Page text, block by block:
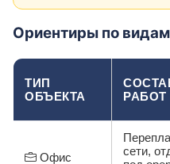
Ориентиры по
ТИП
ОБЪЕКТА
РАБОТ
Офис
сети,